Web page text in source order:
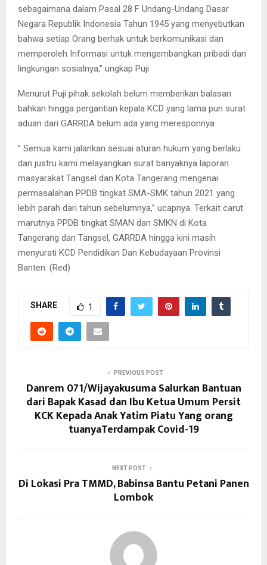
sebagaimana dalam Pasal 28 F Undang-Undang Dasar
Negara Republik Indonesia Tahun 1945 yang menyebutkan
bahwa setiap Orang berhak untuk berkomunikasi dan
memperoleh Informasi untuk mengembangkan pribadi dan
lingkungan sosialnya,” ungkap Puji
Menurut Puji pihak sekolah belum memberikan balasan
bahkan hingga pergantian kepala KCD yang lama pun surat
aduan dari GARRDA belum ada yang meresponnya
” Semua kami jalankan sesuai aturan hukum yang berlaku
dan justru kami melayangkan surat banyaknya laporan
masyarakat Tangsel dan Kota Tangerang mengenai
permasalahan PPDB tingkat SMA-SMK tahun 2021 yang
lebih parah dari tahun sebelumnya,” ucapnya. Terkait carut
marutnya PPDB tingkat SMAN dan SMKN di Kota
Tangerang dan Tangsel, GARRDA hingga kini masih
menyurati KCD Pendidikan Dan Kebudayaan Provinsi
Banten. (Red)
SHARE 1
PREVIOUS POST
Danrem 071/Wijayakusuma Salurkan Bantuan
dari Bapak Kasad dan Ibu Ketua Umum Persit
KCK Kepada Anak Yatim Piatu Yang orang
tuanyaTerdampak Covid-19
NEXT POST
Di Lokasi Pra TMMD, Babinsa Bantu Petani Panen
Lombok